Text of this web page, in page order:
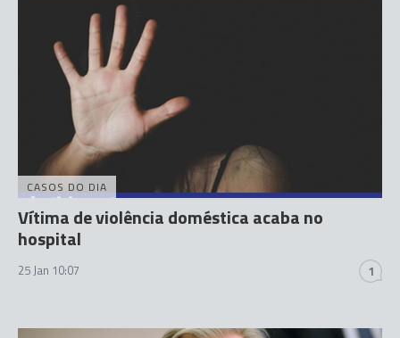
CASOS DO DIA
Vítima de violência doméstica acaba no
hospital
25 Jan 10:07 1